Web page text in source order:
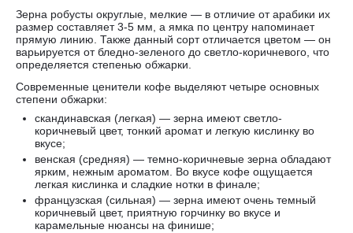
Зерна робусты округлые, мелкие — в отличие от арабики их
размер составляет 3-5 мм, а ямка по центру напоминает
прямую линию. Также данный сорт отличается цветом — он
варьируется от бледно-зеленого до светло-коричневого, что
определяется степенью обжарки.
Современные ценители кофе выделяют четыре основных
степени обжарки:
скандинавская (легкая) — зерна имеют светло-
коричневый цвет, тонкий аромат и легкую кислинку во
вкусе;
венская (средняя) — темно-коричневые зерна обладают
ярким, нежным ароматом. Во вкусе кофе ощущается
легкая кислинка и сладкие нотки в финале;
французская (сильная) — зерна имеют очень темный
коричневый цвет, приятную горчинку во вкусе и
карамельные нюансы на финише;